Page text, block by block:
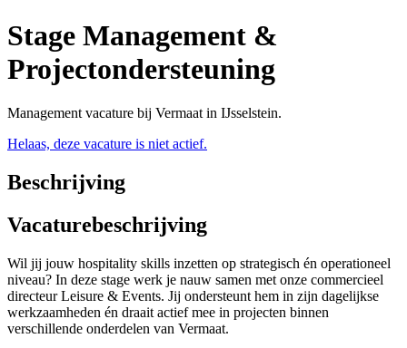
Stage Management &
Projectondersteuning
Management vacature bij Vermaat in IJsselstein.
Helaas, deze vacature is niet actief.
Beschrijving
Vacaturebeschrijving
Wil jij jouw hospitality skills inzetten op strategisch én operationeel
niveau? In deze stage werk je nauw samen met onze commercieel
directeur Leisure & Events. Jij ondersteunt hem in zijn dagelijkse
werkzaamheden én draait actief mee in projecten binnen
verschillende onderdelen van Vermaat.